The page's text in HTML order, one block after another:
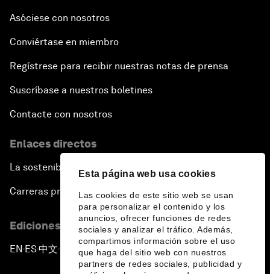
Esta página web usa cookies
Las cookies de este sitio web se usan
para personalizar el contenido y los
anuncios, ofrecer funciones de redes
sociales y analizar el tráfico. Además,
compartimos información sobre el uso
que haga del sitio web con nuestros
partners de redes sociales, publicidad y
Asóciese con nosotros
Conviértase en miembro
Regístrese para recibir nuestras notas de prensa
Suscríbase a nuestros boletines
Contacte con nosotros
Enlaces directos
La sostenibilidad en el Foro
Carreras profesionales
Ediciones en otros idiomas
EN ▪ES▪中文▪ 日本語